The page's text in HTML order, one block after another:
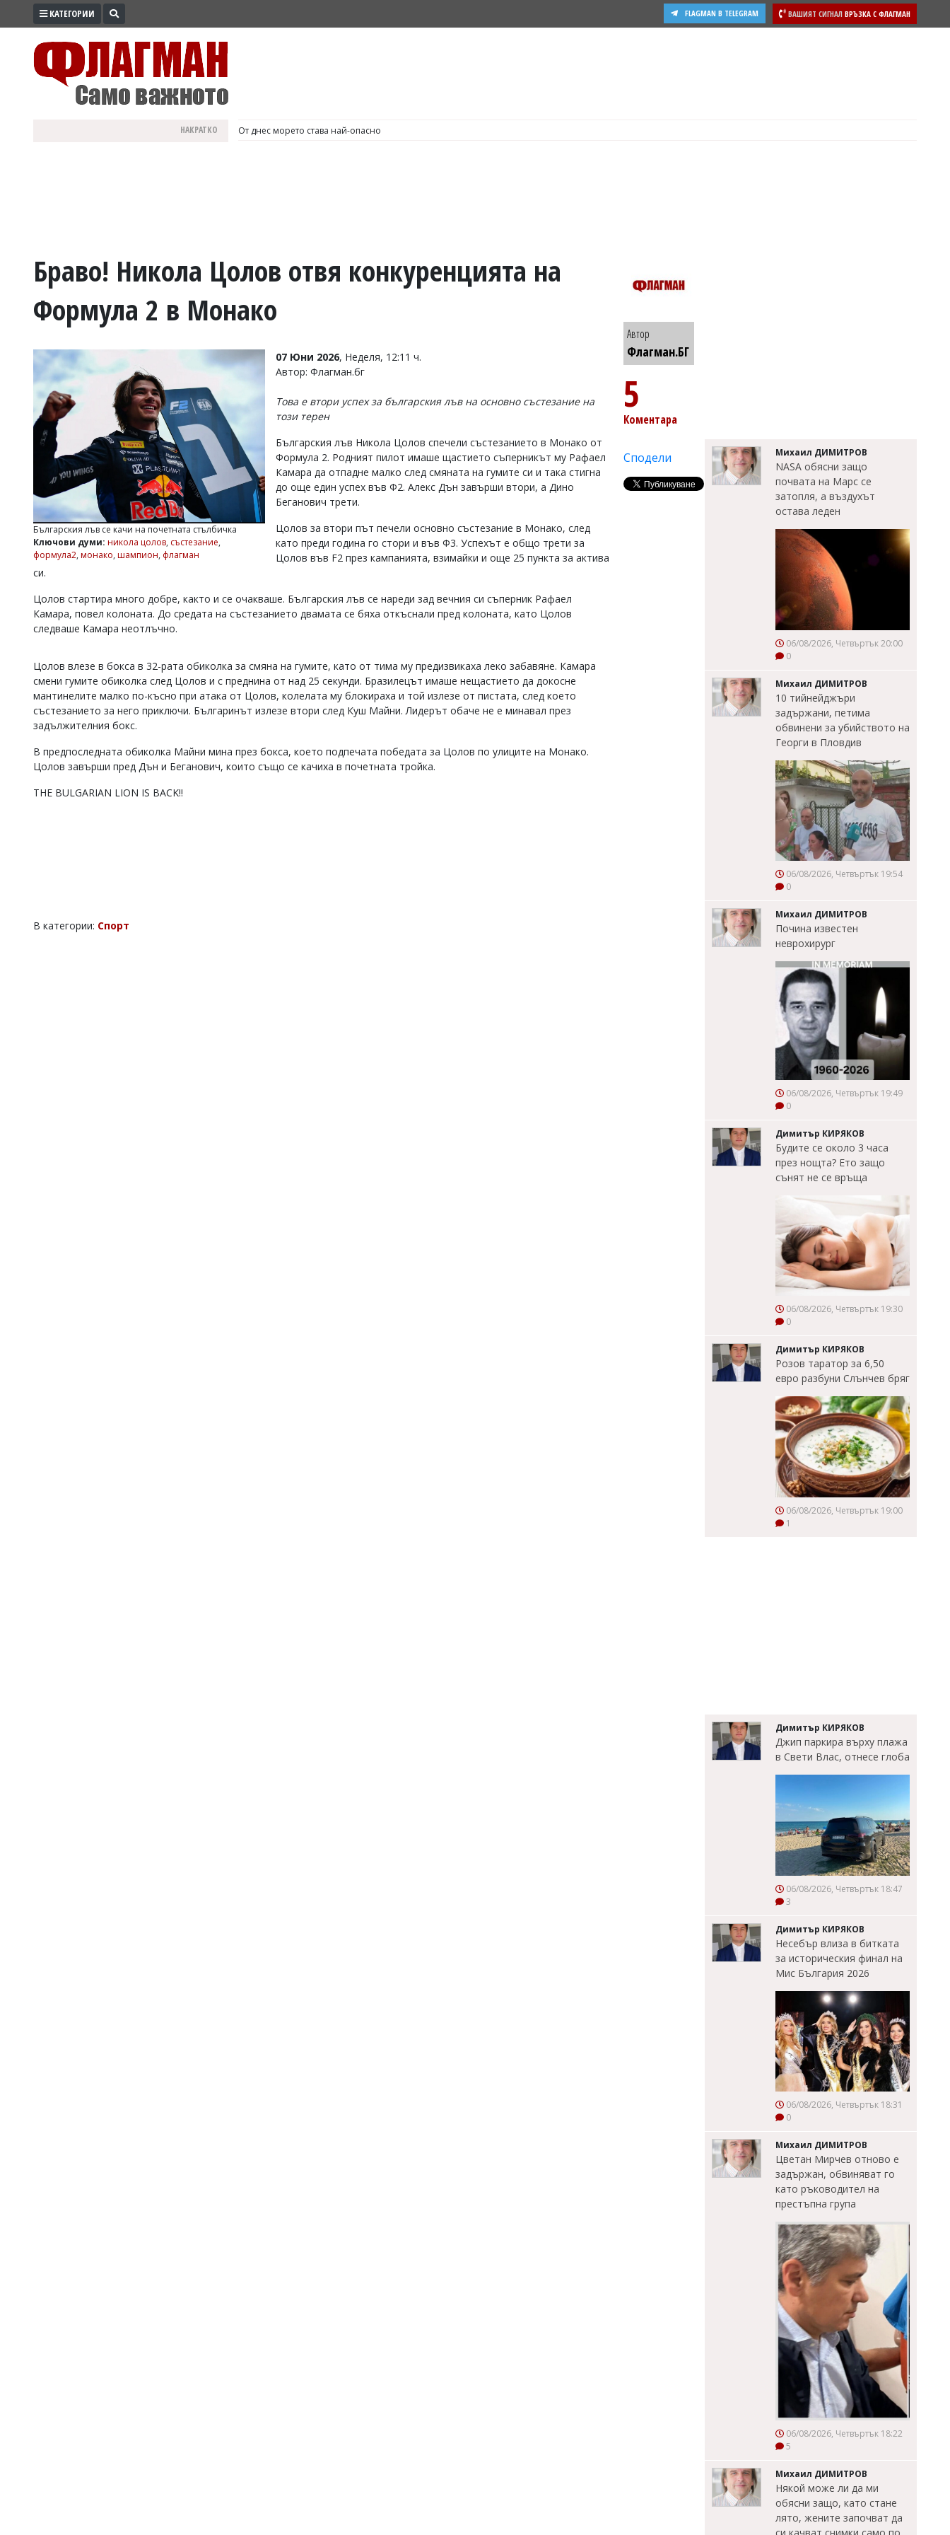
ПРОМО
ВОЙНАТА
УКРАЙНА
РАЗСЛЕДВАНЕ
БИЗНЕС
Управители:
v.vasilev@flagman.bg
Касабова,
k.kassabova@flagman.bg
Главен
редактор:
office@flagman.bg
статиите
въвеждат
читателите
редакцията
отговорност
КАТЕГОРИИ ВАШИЯТ СИГНАЛ ВРЪЗКА С ФЛАГМАН
FLAGMAN В TELEGRAM
НАКРАТКО България е №1 в ЕС по пушене на цигари
Браво! Никола Цолов отвя конкуренцията на
Формула 2 в Монако
Българския лъв се качи на почетната стълбичка
Ключови думи: никола цолов, състезание,
формула2, монако, шампион, флагман
07 Юни 2026, Неделя, 12:11 ч.
Автор: Флагман.бг
Това е втори успех за българския лъв на основно състезание на
този терен
Българския лъв Никола Цолов спечели състезанието в Монако от
Формула 2. Родният пилот имаше щастието съперникът му Рафаел
Камара да отпадне малко след смяната на гумите си и така стигна
до още един успех във Ф2. Алекс Дън завърши втори, а Дино
Беганович трети.
Цолов за втори път печели основно състезание в Монако, след
като преди година го стори и във Ф3. Успехът е общо трети за
Цолов във F2 през кампанията, взимайки и още 25 пункта за актива
си.
Цолов стартира много добре, както и се очакваше. Българския лъв се нареди зад вечния си съперник Рафаел
Камара, повел колоната. До средата на състезанието двамата се бяха откъснали пред колоната, като Цолов
следваше Камара неотлъчно.
Цолов влезе в бокса в 32-рата обиколка за смяна на гумите, като от тима му предизвикаха леко забавяне. Камара
смени гумите обиколка след Цолов и с преднина от над 25 секунди. Бразилецът имаше нещастието да докосне
мантинелите малко по-късно при атака от Цолов, колелата му блокираха и той излезе от пистата, след което
състезанието за него приключи. Българинът излезе втори след Куш Майни. Лидерът обаче не е минавал през
задължителния бокс.
В предпоследната обиколка Майни мина през бокса, което подпечата победата за Цолов по улиците на Монако.
Цолов завърши пред Дън и Беганович, които също се качиха в почетната тройка.
THE BULGARIAN LION IS BACK!!
В категории: Спорт
Автор
Флагман.БГ
5
Коментара
Сподели Михаил ДИМИТРОВ
NASA обясни защо
почвата на Марс се
затопля, а въздухът
остава леден
06/08/2026, Четвъртък 20:00
0
Михаил ДИМИТРОВ
10 тийнейджъри
задържани, петима
обвинени за убийството на
Георги в Пловдив
06/08/2026, Четвъртък 19:54
0
Михаил ДИМИТРОВ
Почина известен
неврохирург
06/08/2026, Четвъртък 19:49
0
Димитър КИРЯКОВ
Будите се около 3 часа
през нощта? Ето защо
сънят не се връща
06/08/2026, Четвъртък 19:30
0
Димитър КИРЯКОВ
Розов таратор за 6,50
евро разбуни Слънчев бряг
06/08/2026, Четвъртък 19:00
1
Димитър КИРЯКОВ
Джип паркира върху плажа
в Свети Влас, отнесе глоба
06/08/2026, Четвъртък 18:47
3
Димитър КИРЯКОВ
Несебър влиза в битката
за историческия финал на
Мис България 2026
06/08/2026, Четвъртък 18:31
0
Михаил ДИМИТРОВ
Цветан Мирчев отново е
задържан, обвиняват го
като ръководител на
престъпна група
06/08/2026, Четвъртък 18:22
5
Михаил ДИМИТРОВ
Някой може ли да ми
обясни защо, като стане
лято, жените започват да